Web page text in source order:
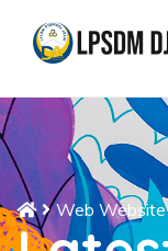
Web